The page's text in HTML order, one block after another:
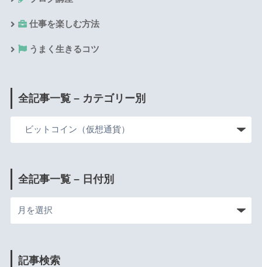
仕事を楽しむ方法
うまく生きるコツ
全記事一覧 – カテゴリー別
全記事一覧 – 日付別
記事検索